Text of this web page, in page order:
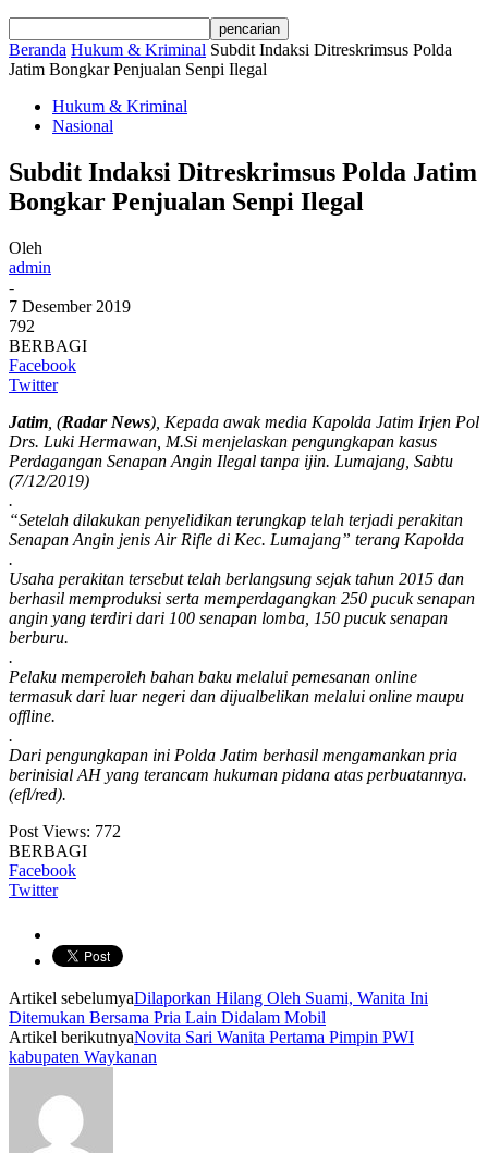
Beranda Hukum & Kriminal Subdit Indaksi Ditreskrimsus Polda
Jatim Bongkar Penjualan Senpi Ilegal
Hukum & Kriminal
Nasional
Subdit Indaksi Ditreskrimsus Polda Jatim
Bongkar Penjualan Senpi Ilegal
Oleh
admin
-
7 Desember 2019
792
BERBAGI
Facebook
Twitter
Jatim , (Radar News), Kepada awak media Kapolda Jatim Irjen Pol
Drs. Luki Hermawan, M.Si menjelaskan pengungkapan kasus
Perdagangan Senapan Angin Ilegal tanpa ijin. Lumajang, Sabtu
(7/12/2019)
.
“Setelah dilakukan penyelidikan terungkap telah terjadi perakitan
Senapan Angin jenis Air Rifle di Kec. Lumajang” terang Kapolda
.
Usaha perakitan tersebut telah berlangsung sejak tahun 2015 dan
berhasil memproduksi serta memperdagangkan 250 pucuk senapan
angin yang terdiri dari 100 senapan lomba, 150 pucuk senapan
berburu.
.
Pelaku memperoleh bahan baku melalui pemesanan online
termasuk dari luar negeri dan dijualbelikan melalui online maupu
offline.
.
Dari pengungkapan ini Polda Jatim berhasil mengamankan pria
berinisial AH yang terancam hukuman pidana atas perbuatannya.
(efl/red).
Post Views: 772
BERBAGI
Facebook
Twitter
Artikel sebelumyaDilaporkan Hilang Oleh Suami, Wanita Ini
Ditemukan Bersama Pria Lain Didalam Mobil
Artikel berikutnyaNovita Sari Wanita Pertama Pimpin PWI
kabupaten Waykanan